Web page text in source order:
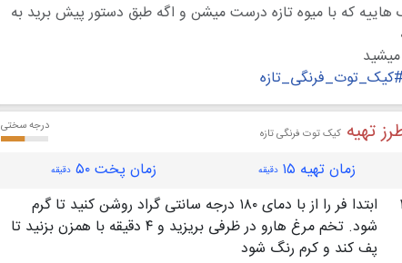
که با میوه تازه درست میشن و اگه طبق دستور پیش برید به
#کیک_توت_فرنگی_تازه
تهیه کیک توت فرنگی تازه درجه سختی
زمان تهیه ۱۵ دقیقه زمان پخت ۵۰ دقیقه
۱
ابتدا فر را از با دمای ۱۸۰ درجه سانتی گراد روشن کنید تا گرم
شود. تخم مرغ هارو در ظرفی بریزید و ۴ دقیقه با همزن بزنید تا
پف کند و کرم رنگ شود